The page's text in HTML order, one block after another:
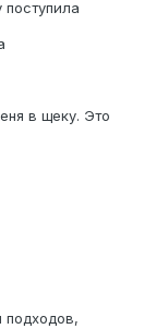
в щеку. Это
подходов,